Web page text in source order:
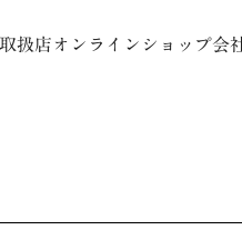
取扱店 オンラインショップ会